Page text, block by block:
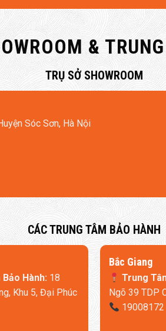
&
​TRỤ SỞ SHOWROOM
Sóc Sơn, Hà Nội
​CÁC TRUNG TÂM BẢO HÀNH
Hành:18
Khu 5, Đại Phúc
​Bắc Giang
Trung
Ngõ 39 TDP
19008172